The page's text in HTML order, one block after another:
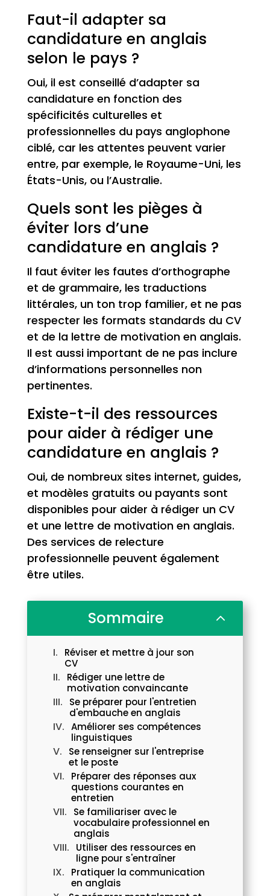
Faut-il adapter sa
candidature en anglais
selon le pays ?
Oui, il est conseillé d’adapter sa
candidature en fonction des
spécificités culturelles et
professionnelles du pays anglophone
ciblé, car les attentes peuvent varier
entre, par exemple, le Royaume-Uni, les
États-Unis, ou l’Australie.
Quels sont les pièges à
éviter lors d’une
candidature en anglais ?
Il faut éviter les fautes d’orthographe
et de grammaire, les traductions
littérales, un ton trop familier, et ne pas
respecter les formats standards du CV
et de la lettre de motivation en anglais.
Il est aussi important de ne pas inclure
d’informations personnelles non
pertinentes.
Existe-t-il des ressources
pour aider à rédiger une
candidature en anglais ?
Oui, de nombreux sites internet, guides,
et modèles gratuits ou payants sont
disponibles pour aider à rédiger un CV
et une lettre de motivation en anglais.
Des services de relecture
professionnelle peuvent également
être utiles.
Sommaire 2
Réviser et mettre à jour son
CV
Rédiger une lettre de
motivation convaincante
Se préparer pour l'entretien
d'embauche en anglais
Améliorer ses compétences
linguistiques
Se renseigner sur l'entreprise
et le poste
Préparer des réponses aux
questions courantes en
entretien
Se familiariser avec le
vocabulaire professionnel en
anglais
Utiliser des ressources en
ligne pour s'entraîner
Pratiquer la communication
en anglais